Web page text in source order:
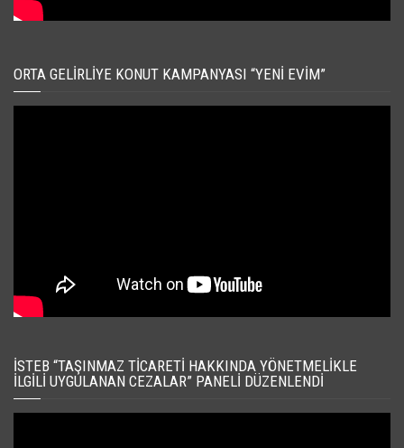
ORTA GELIRLIYE KONUT KAMPANYASI “YENI EVIM”
İSTEB “TAŞINMAZ TICARETI HAKKINDA YÖNETMELIKLE
İLGILI UYGULANAN CEZALAR” PANELI DÜZENLENDI